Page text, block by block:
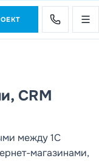
CRM
между 1С
магазинами,